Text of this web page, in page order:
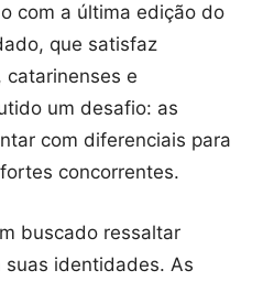
com a última edição do
que satisfaz
catarinenses e
um desafio: as
com diferenciais para
concorrentes.
buscado ressaltar
suas identidades. As